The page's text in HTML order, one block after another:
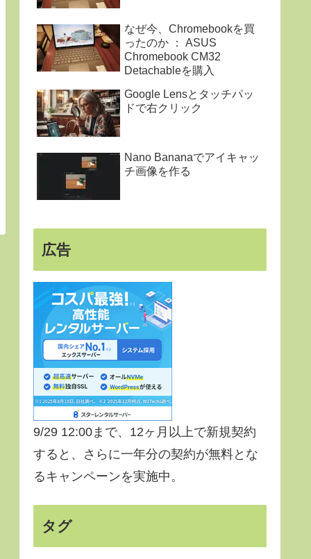
なぜ今、Chromebookを買
ったのか ： ASUS
Chromebook CM32
Detachableを購入
Google Lensとタッチパッ
ドで右クリック
Nano Bananaでアイキャッ
チ画像を作る
広告
9/29 12:00まで、12ヶ月以上で新規契約
すると、さらに一年分の契約が無料とな
るキャンペーンを実施中。
タグ